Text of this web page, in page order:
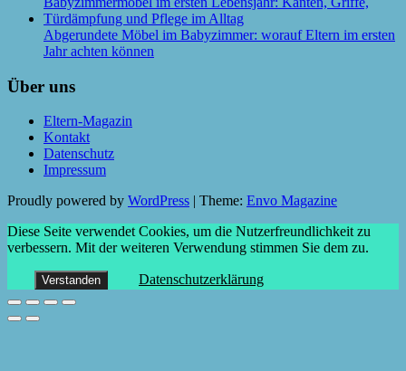
Abgerundete Möbel im Babyzimmer: worauf Eltern im ersten
Jahr achten können
Über uns
Eltern-Magazin
Kontakt
Datenschutz
Impressum
Proudly powered by WordPress Theme: Envo Magazine
Diese Seite verwendet Cookies, um die Nutzerfreundlichkeit zu
verbessern. Mit der weiteren Verwendung stimmen Sie dem zu.
Verstanden Datenschutzerklärung